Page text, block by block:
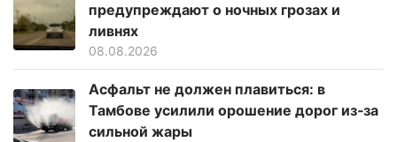
предупреждают о ночных грозах и
ливнях
08.08.2026
Асфальт не должен плавиться: в
Тамбове усилили орошение дорог из‑за
сильной жары